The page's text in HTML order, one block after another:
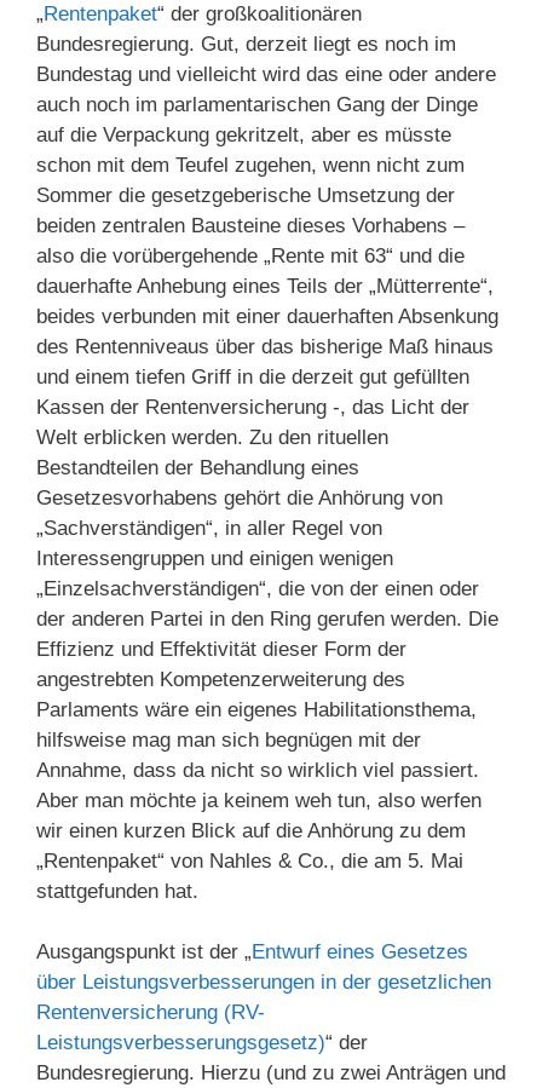
„Rentenpaket“ der großkoalitionären
Bundesregierung. Gut, derzeit liegt es noch im
Bundestag und vielleicht wird das eine oder andere
auch noch im parlamentarischen Gang der Dinge
auf die Verpackung gekritzelt, aber es müsste
schon mit dem Teufel zugehen, wenn nicht zum
Sommer die gesetzgeberische Umsetzung der
beiden zentralen Bausteine dieses Vorhabens –
also die vorübergehende „Rente mit 63“ und die
dauerhafte Anhebung eines Teils der „Mütterrente“,
beides verbunden mit einer dauerhaften Absenkung
des Rentenniveaus über das bisherige Maß hinaus
und einem tiefen Griff in die derzeit gut gefüllten
Kassen der Rentenversicherung -, das Licht der
Welt erblicken werden. Zu den rituellen
Bestandteilen der Behandlung eines
Gesetzesvorhabens gehört die Anhörung von
„Sachverständigen“, in aller Regel von
Interessengruppen und einigen wenigen
„Einzelsachverständigen“, die von der einen oder
der anderen Partei in den Ring gerufen werden. Die
Effizienz und Effektivität dieser Form der
angestrebten Kompetenzerweiterung des
Parlaments wäre ein eigenes Habilitationsthema,
hilfsweise mag man sich begnügen mit der
Annahme, dass da nicht so wirklich viel passiert.
Aber man möchte ja keinem weh tun, also werfen
wir einen kurzen Blick auf die Anhörung zu dem
„Rentenpaket“ von Nahles & Co., die am 5. Mai
stattgefunden hat.
Ausgangspunkt ist der „Entwurf eines Gesetzes
über Leistungsverbesserungen in der gesetzlichen
Rentenversicherung (RV-
Leistungsverbesserungsgesetz)“ der
Bundesregierung. Hierzu (und zu zwei Anträgen und